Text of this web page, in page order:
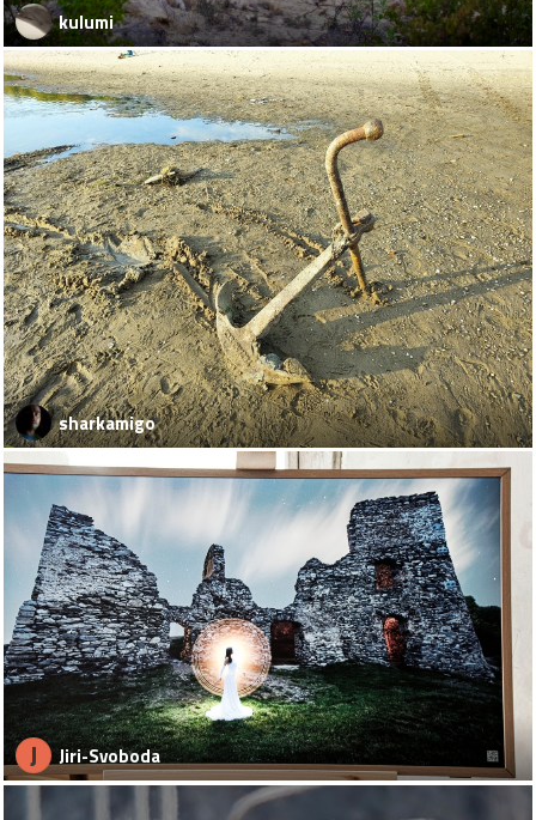
kulumi
sharkamigo
J Jiri-Svoboda